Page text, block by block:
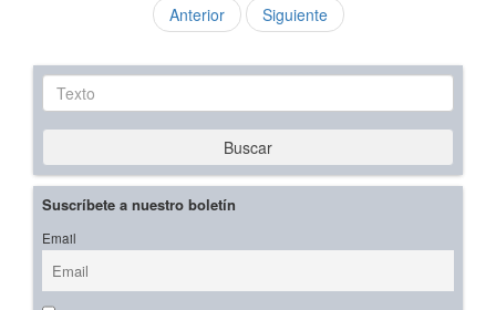
Anterior Siguiente
Texto
Buscar
Suscríbete a nuestro boletín
Email